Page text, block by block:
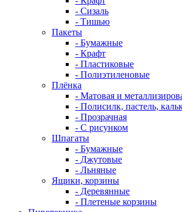
- Сизаль
- Тишью
Пакеты
- Бумажные
- Крафт
- Пластиковые
- Полиэтиленовые
Плёнка
- Матовая и
- Полисилк, пастель,
- Прозрачная
- С рисунком
Шпагаты
- Бумажные
- Джутовые
- Льняные
Ящики, корзины
- Деревянные
- Плетеные корзины